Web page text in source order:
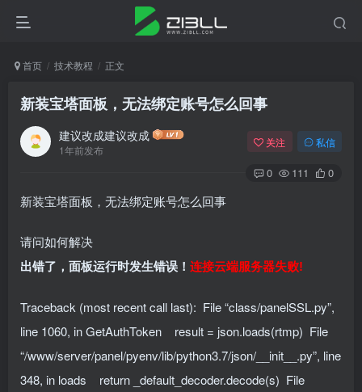
首页 技术教程 正文
新装宝塔面板，无法绑定账号怎么回事
建议改成建议改成
1年前发布
关注 私信
0 111 0
新装宝塔面板，无法绑定账号怎么回事
请问如何解决
出错了，面板运行时发生错误！ 连接云端服务器失败!
Traceback (most recent call last): File “class/panelSSL.py”,
line 1060, in GetAuthToken result = json.loads(rtmp) File
“/www/server/panel/pyenv/lib/python3.7/json/__init__.py”, line
348, in loads return _default_decoder.decode(s) File